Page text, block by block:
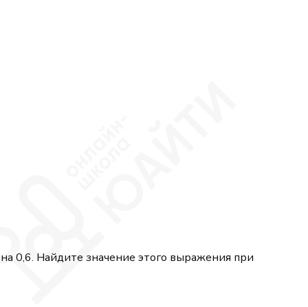
6x - (3x - 4).
0,6. Найдите значение этого выражения при